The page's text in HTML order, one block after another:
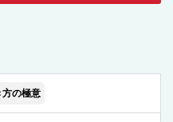
方の極意